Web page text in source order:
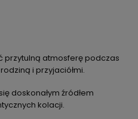
przytulną atmosferę podczas
i przyjaciółmi.
doskonałym źródłem
kolacji.